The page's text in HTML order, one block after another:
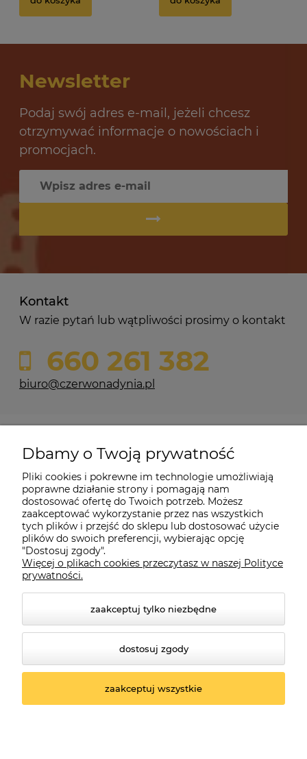
Newsletter
Podaj swój adres e-mail, jeżeli chcesz
otrzymywać informacje o nowościach i
promocjach.
Kontakt
W razie pytań lub wątpliwości prosimy o kontakt
660 261 382
biuro@czerwonadynia.pl
Moje konto
O firmie
Czerwona Dynia|ul. Konarskiego 9a| 66-200 Świebodzin |
Dbamy o Twoją prywatność
Pliki cookies i pokrewne im technologie umożliwiają
poprawne działanie strony i pomagają nam
dostosować ofertę do Twoich potrzeb. Możesz
zaakceptować wykorzystanie przez nas wszystkich
tych plików i przejść do sklepu lub dostosować użycie
plików do swoich preferencji, wybierając opcję
"Dostosuj zgody".
Więcej o plikach cookies przeczytasz w naszej Polityce
prywatności.
zaakceptuj tylko niezbędne
dostosuj zgody
zaakceptuj wszystkie